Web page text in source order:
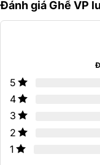
Đánh giá Ghế VP
5
4
3
2
1